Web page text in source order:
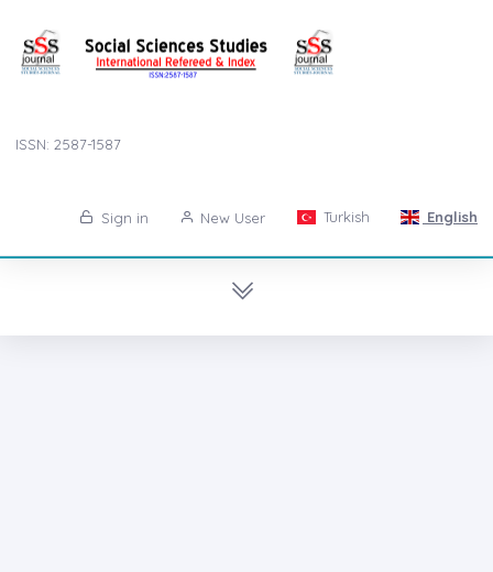
ISSN: 2587-1587
Sign in New User Turkish English